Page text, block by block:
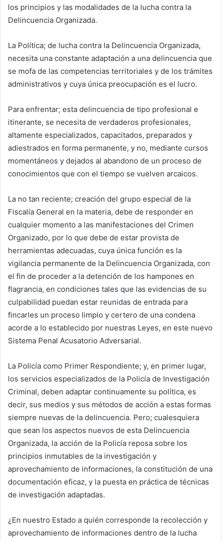
los principios y las modalidades de la lucha contra la
Delincuencia Organizada.
La Política; de lucha contra la Delincuencia Organizada,
necesita una constante adaptación a una delincuencia que
se mofa de las competencias territoriales y de los trámites
administrativos y cuya única preocupación es el lucro.
Para enfrentar; esta delincuencia de tipo profesional e
itinerante, se necesita de verdaderos profesionales,
altamente especializados, capacitados, preparados y
adiestrados en forma permanente, y no, mediante cursos
momentáneos y dejados al abandono de un proceso de
conocimientos que con el tiempo se vuelven arcaicos.
La no tan reciente; creación del grupo especial de la
Fiscalía General en la materia, debe de responder en
cualquier momento a las manifestaciones del Crimen
Organizado, por lo que debe de estar provista de
herramientas adecuadas, cuya única función es la
vigilancia permanente de la Delincuencia Organizada, con
el fin de proceder a la detención de los hampones en
flagrancia, en condiciones tales que las evidencias de su
culpabilidad puedan estar reunidas de entrada para
fincarles un proceso limpio y certero de una condena
acorde a lo establecido por nuestras Leyes, en este nuevo
Sistema Penal Acusatorio Adversarial.
La Policía como Primer Respondiente; y, en primer lugar,
los servicios especializados de la Policía de Investigación
Criminal, deben adaptar continuamente su política, es
decir, sus medios y sus métodos de acción a estas formas
siempre nuevas de la delincuencia. Pero; cualesquiera
que sean los aspectos nuevos de esta Delincuencia
Organizada, la acción de la Policía reposa sobre los
principios inmutables de la investigación y
aprovechamiento de informaciones, la constitución de una
documentación eficaz, y la puesta en práctica de técnicas
de investigación adaptadas.
¿En nuestro Estado a quién corresponde la recolección y
aprovechamiento de informaciones dentro de la lucha